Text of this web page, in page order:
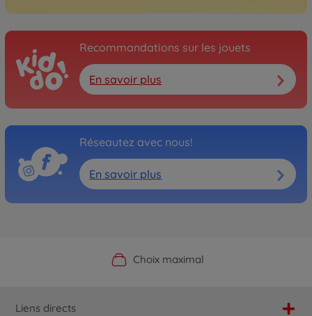
Recommandations sur les jouets
En savoir plus
Réseautez avec nous!
En savoir plus
Boutique officielle du fabricant
Choix maximal
Service personnalisé
Livraison rapide
Liens directs